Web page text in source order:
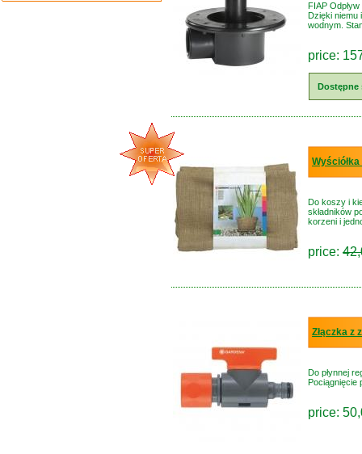
FIAP
Dzięki niemu
wodnym.
price:
Dostępne
Do koszy i
składników
korzeni i
price:
Złączka z
Do płynnej
Pociągnięcie
price: